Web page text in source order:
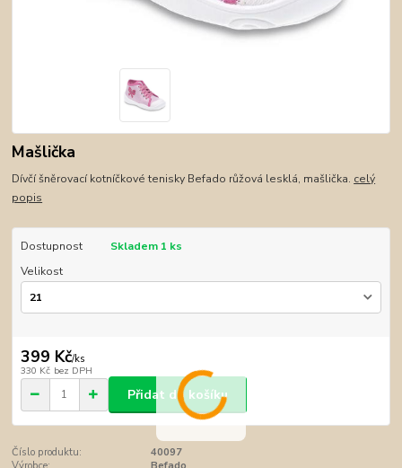
Mašlička
Dívčí šněrovací kotníčkové tenisky Befado růžová lesklá, mašlička. celý
popis
Dostupnost
Skladem 1 ks
Velikost
399 Kč/ks
330 Kč bez DPH
Přidat do košíku
Číslo produktu:
40097